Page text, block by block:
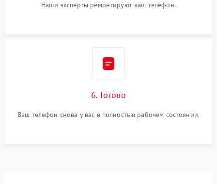
Наши эксперты ремонтируют ваш телефон.
6. Готово
Ваш телефон снова у вас в полностью рабочем состоянии.